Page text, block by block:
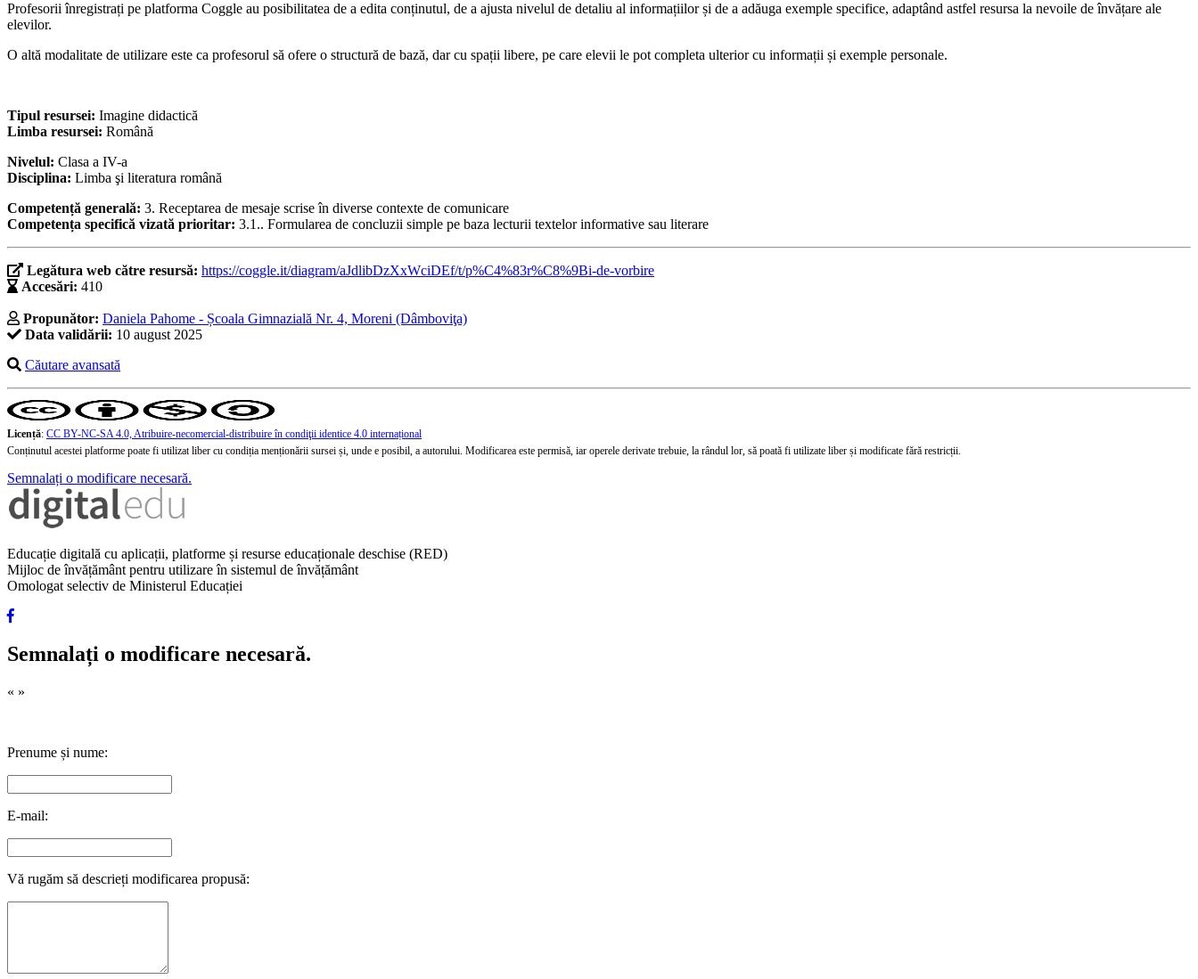
Profesorii înregistrați pe platforma Coggle au posibilitatea de a edita conținutul, de a ajusta nivelul de detaliu al informațiilor și de a adăuga exemple specifice, adaptând astfel resursa la nevoile de învățare ale
elevilor.
O altă modalitate de utilizare este ca profesorul să ofere o structură de bază, dar cu spații libere, pe care elevii le pot completa ulterior cu informații și exemple personale.
Tipul resursei: Imagine didactică
Limba resursei: Română
Nivelul: Clasa a IV-a
Disciplina: Limba şi literatura română
Competență generală: 3. Receptarea de mesaje scrise în diverse contexte de comunicare
Competența specifică vizată prioritar: 3.1.. Formularea de concluzii simple pe baza lecturii textelor informative sau literare
Legătura web către resursă: https://coggle.it/diagram/aJdlibDzXxWciDEf/t/p%C4%83r%C8%9Bi-de-vorbire
Accesări: 410
Propunător: Daniela Pahome - Școala Gimnazială Nr. 4, Moreni (Dâmboviţa)
Data validării: 10 august 2025
Căutare avansată
Licență: CC BY-NC-SA 4.0, Atribuire-necomercial-distribuire în condiţii identice 4.0 internațional
Conținutul acestei platforme poate fi utilizat liber cu condiția menționării sursei și, unde e posibil, a autorului. Modificarea este permisă, iar operele derivate trebuie, la rândul lor, să poată fi utilizate liber și modificate fără restricții.
Semnalați o modificare necesară.
Educație digitală cu aplicații, platforme și resurse educaționale deschise (RED)
Mijloc de învățământ pentru utilizare în sistemul de învățământ
Omologat selectiv de Ministerul Educației
Semnalați o modificare necesară.
« »
Prenume și nume:
E-mail:
Vă rugăm să descrieți modificarea propusă: